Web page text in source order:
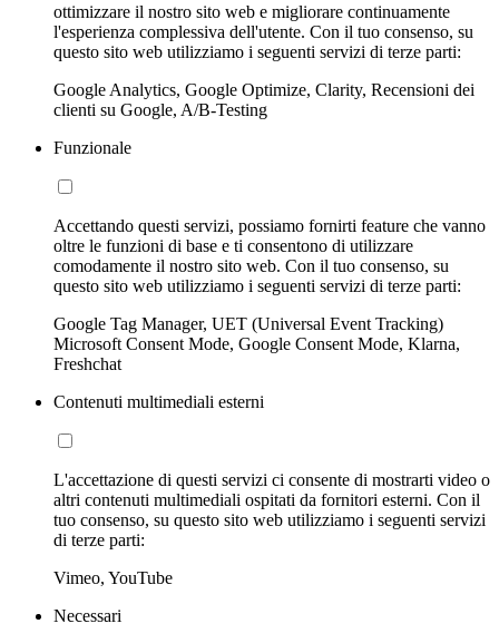
ottimizzare il nostro sito web e migliorare continuamente
l'esperienza complessiva dell'utente. Con il tuo consenso, su
questo sito web utilizziamo i seguenti servizi di terze parti:
Google Analytics, Google Optimize, Clarity, Recensioni dei
clienti su Google, A/B-Testing
Funzionale
Accettando questi servizi, possiamo fornirti feature che vanno
oltre le funzioni di base e ti consentono di utilizzare
comodamente il nostro sito web. Con il tuo consenso, su
questo sito web utilizziamo i seguenti servizi di terze parti:
Google Tag Manager, UET (Universal Event Tracking)
Microsoft Consent Mode, Google Consent Mode, Klarna,
Freshchat
Contenuti multimediali esterni
L'accettazione di questi servizi ci consente di mostrarti video o
altri contenuti multimediali ospitati da fornitori esterni. Con il
tuo consenso, su questo sito web utilizziamo i seguenti servizi
di terze parti:
Vimeo, YouTube
Necessari